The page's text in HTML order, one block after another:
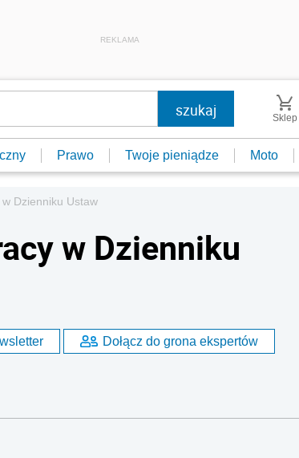
REKLAMA
Sklep
Prawo Twoje pieniądze Moto
Dzienniku Ustaw
w Dzienniku
Dołącz do grona ekspertów